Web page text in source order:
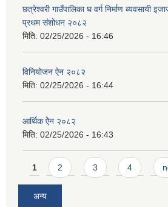
छत्रेश्वरी गाउँपालिका घ वर्ग निर्माण ब्यवसायी
प्रथम संशोधन २०८२
मिति: 02/25/2026 - 16:46
विनियोजन ऐन २०८२
मिति: 02/25/2026 - 16:44
आर्थिक ऐेन २०८२
मिति: 02/25/2026 - 16:43
Pages
1 2 3 4
अन्य